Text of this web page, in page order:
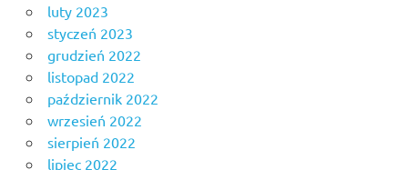
luty 2023
styczeń 2023
grudzień 2022
listopad 2022
październik 2022
wrzesień 2022
sierpień 2022
lipiec 2022